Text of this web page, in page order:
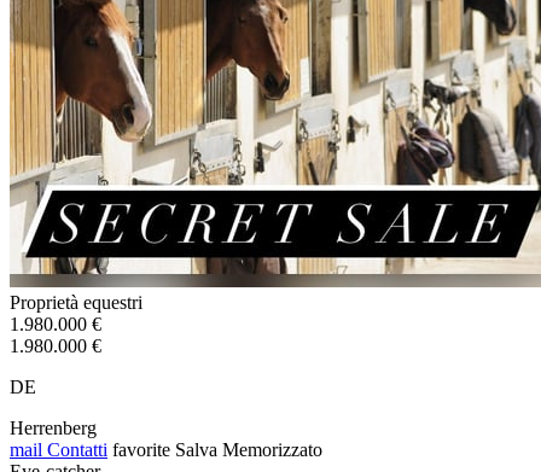
Proprietà equestri
1.980.000 €
1.980.000 €
DE
Herrenberg
mail Contatti favorite Salva Memorizzato